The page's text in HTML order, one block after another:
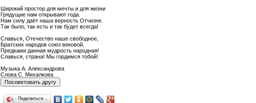
Широкий простор для мечты и для жизни
Грядущие нам открывают года.
Нам силу даёт наша верность Отчизне.
Так было, так есть и так будет всегда!
Славься, Отечество наше свободное,
Братских народов союз вековой,
Предками данная мудрость народная!
Славься, страна! Мы гордимся тобой!
Музыка А. Александрова
Слова С. Михалкова
Поделиться…